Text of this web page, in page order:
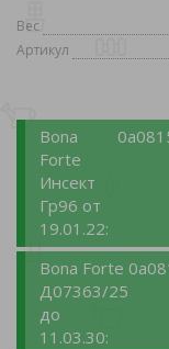
Вес
Артикул
Bona
Forte
Инсект
Гр96 от
19.01.22:
Bona Forte
Д07363/25
до
11.03.30: